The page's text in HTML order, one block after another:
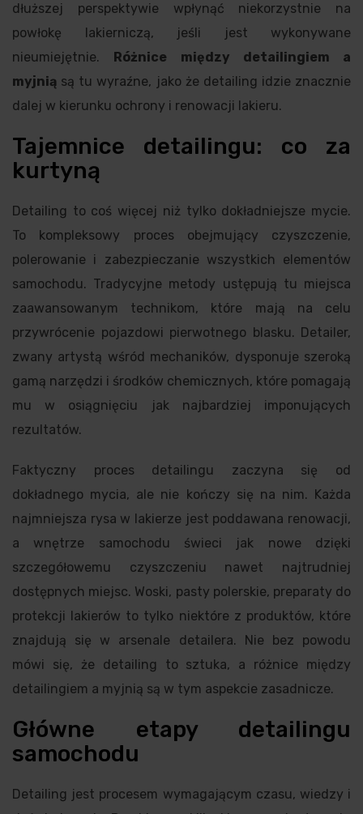
dłuższej perspektywie wpłynąć niekorzystnie na
powłokę lakierniczą, jeśli jest wykonywane
nieumiejętnie.
Różnice między detailingiem a
myjnią są tu wyraźne, jako że detailing idzie znacznie
dalej w kierunku ochrony i renowacji lakieru.
Tajemnice detailingu: co za
kurtyną
Detailing to coś więcej niż tylko dokładniejsze mycie.
To kompleksowy proces obejmujący czyszczenie,
polerowanie i zabezpieczanie wszystkich elementów
samochodu. Tradycyjne metody ustępują tu miejsca
zaawansowanym technikom, które mają na celu
przywrócenie pojazdowi pierwotnego blasku. Detailer,
zwany artystą wśród mechaników, dysponuje szeroką
gamą narzędzi i środków chemicznych, które pomagają
mu w osiągnięciu jak najbardziej imponujących
rezultatów.
Faktyczny proces detailingu zaczyna się od
dokładnego mycia, ale nie kończy się na nim. Każda
najmniejsza rysa w lakierze jest poddawana renowacji,
a wnętrze samochodu świeci jak nowe dzięki
szczegółowemu czyszczeniu nawet najtrudniej
dostępnych miejsc. Woski, pasty polerskie, preparaty do
protekcji lakierów to tylko niektóre z produktów, które
znajdują się w arsenale detailera. Nie bez powodu
mówi się, że detailing to sztuka, a różnice między
detailingiem a myjnią są w tym aspekcie zasadnicze.
Główne etapy detailingu
samochodu
Detailing jest procesem wymagającym czasu, wiedzy i